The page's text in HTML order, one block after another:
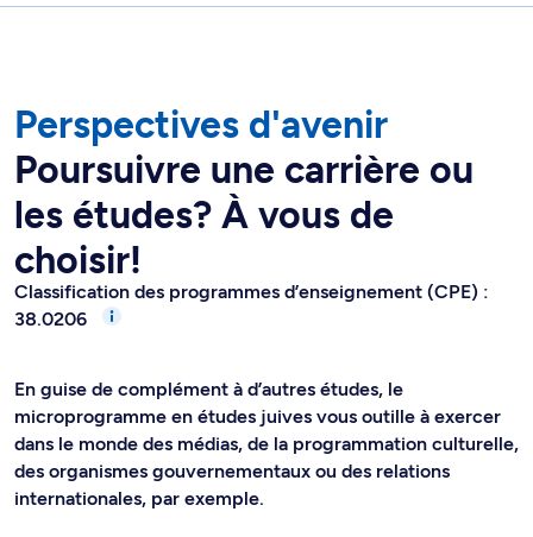
Perspectives d'avenir
Poursuivre une carrière ou
les études? À vous de
choisir!
Classification des programmes d’enseignement (CPE) :
38.0206
En guise de complément à d’autres études, le
microprogramme en études juives vous outille à exercer
dans le monde des médias, de la programmation culturelle,
des organismes gouvernementaux ou des relations
internationales, par exemple.